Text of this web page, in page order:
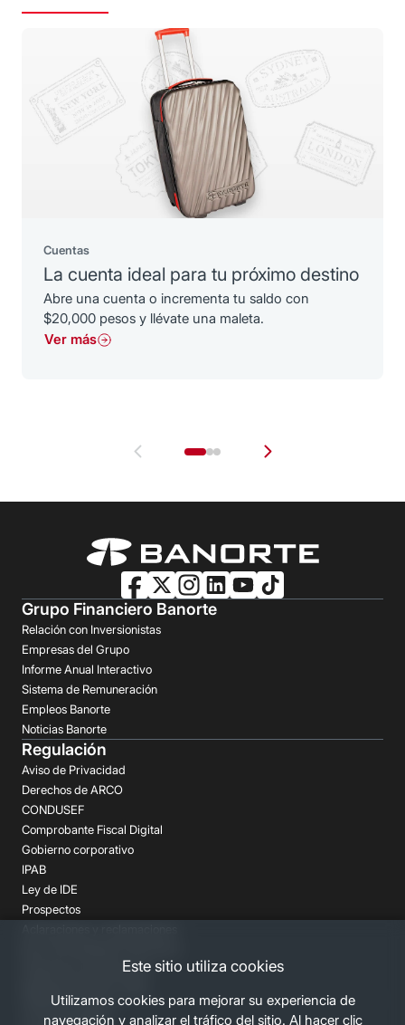
Este sitio utiliza cookies
Utilizamos cookies para mejorar su experiencia de
navegación y analizar el tráfico del sitio. Al hacer clic
Cuentas
La cuenta ideal para tu próximo destino
Abre una cuenta o incrementa tu saldo con
$20,000 pesos y llévate una maleta.
Ver más
Grupo Financiero Banorte
Relación con Inversionistas
Empresas del Grupo
Informe Anual Interactivo
Sistema de Remuneración
Empleos Banorte
Noticias Banorte
Regulación
Aviso de Privacidad
Derechos de ARCO
CONDUSEF
Comprobante Fiscal Digital
Gobierno corporativo
IPAB
Ley de IDE
Prospectos
Despachos de Cobranza
Términos Legales